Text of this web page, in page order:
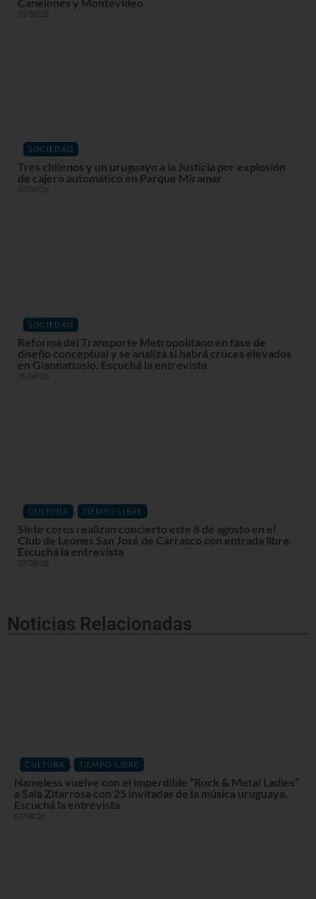
03/08/26
SOCIEDAD
Tres chilenos y un uruguayo a la Justicia por explosión
de cajero automático en Parque Miramar
07/08/26
SOCIEDAD
Reforma del Transporte Metropolitano en fase de
diseño conceptual y se analiza si habrá cruces elevados
en Giannattasio. Escuchá la entrevista
05/08/26
CULTURA , TIEMPO LIBRE
Siete coros realizan concierto este 8 de agosto en el
Club de Leones San José de Carrasco con entrada libre.
Escuchá la entrevista
07/08/26
Noticias Relacionadas
CULTURA , TIEMPO LIBRE
Nameless vuelve con el imperdible “Rock & Metal Ladies”
a Sala Zitarrosa con 25 invitadas de la música uruguaya.
Escuchá la entrevista
07/08/26